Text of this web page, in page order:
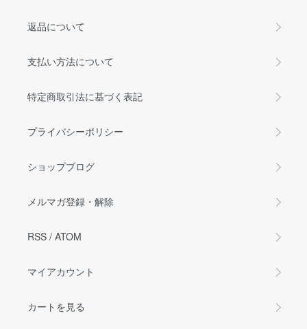
返品について
支払い方法について
特定商取引法に基づく表記
プライバシーポリシー
ショップブログ
メルマガ登録・解除
RSS / ATOM
マイアカウント
カートを見る